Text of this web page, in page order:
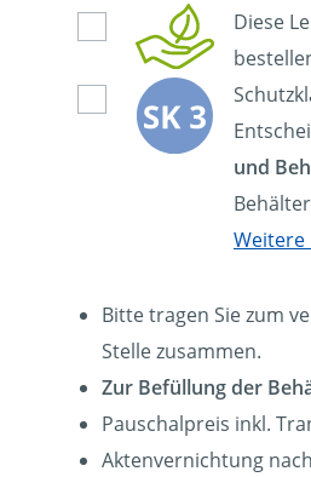
Diese
und
Bitte tragen Sie zum
Stelle zusammen.
Zur Befüllung der
Pauschalpreis inkl.
Aktenvernichtung